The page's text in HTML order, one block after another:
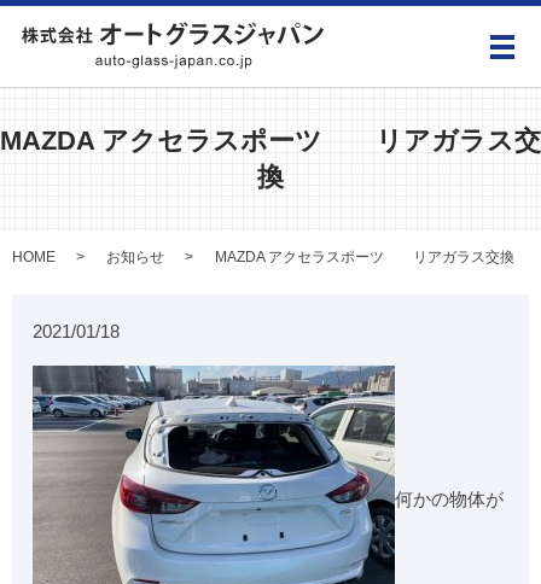
メ
MAZDA アクセラスポーツ リアガラス交
換
HOME お知らせ MAZDA アクセラスポーツ リアガラス交換
2021/01/18
何かの物体が